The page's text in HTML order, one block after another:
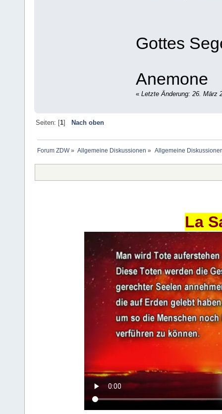
Gottes
Anemone
« Letzte Änderung: 26. März
Seiten: [1] Nach oben
Forum ZDW» Allgemeine Diskussionen » Allgemeine
La